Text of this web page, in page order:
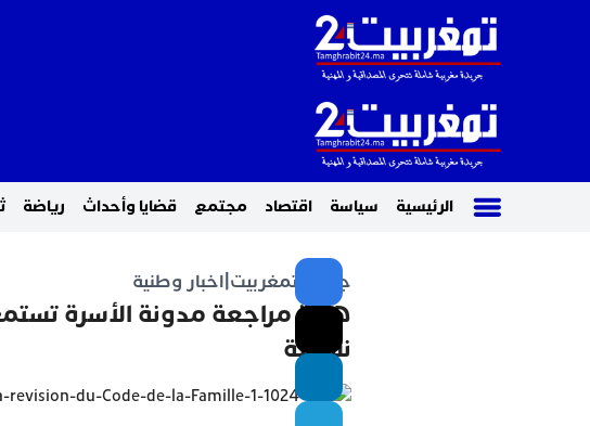
الرئيسية سياسة اقتصاد مجتمع قضايا وأحداث رياضة
جريدة تمغربيت اخبار وطنية
هيئة مراجعة مدونة الأسرة
نسائية